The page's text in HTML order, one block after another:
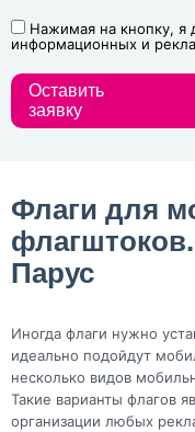
Нажимая на кнопку, я
информационных и
Оставить
заявку
Флаги для
Парус
Иногда флаги нужно
идеально подойдут
несколько видов
Такие варианты флагов
организации любых